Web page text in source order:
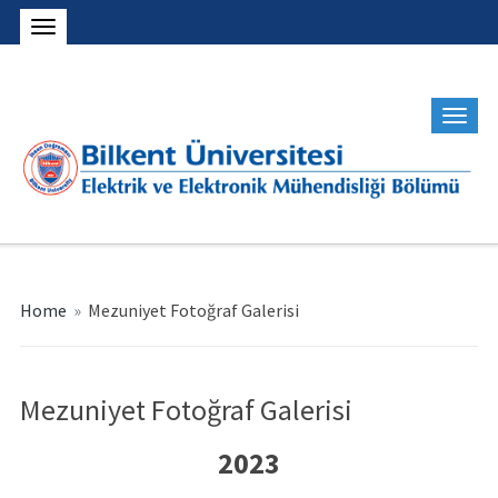
Home » Mezuniyet Fotoğraf Galerisi
Mezuniyet Fotoğraf Galerisi
2023